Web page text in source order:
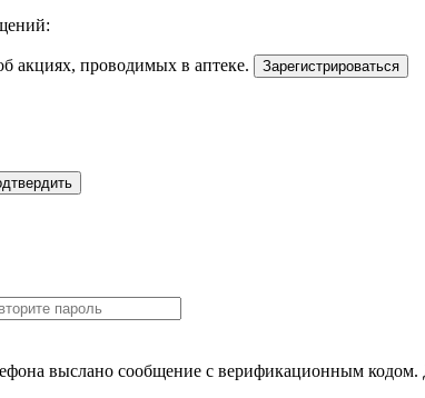
акциях, проводимых в аптеке. Зарегистрироваться
выслано сообщение с верификационным кодом.